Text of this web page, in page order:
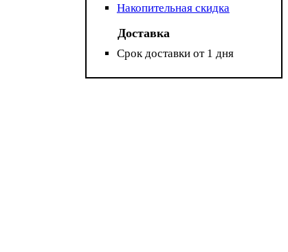
Накопительная скидка
Доставка
Срок доставки от 1 дня